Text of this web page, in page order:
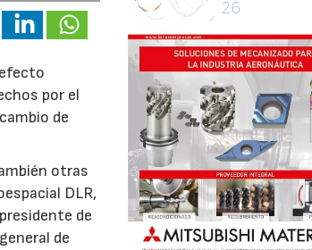
por el
de
otras
DLR,
de
de